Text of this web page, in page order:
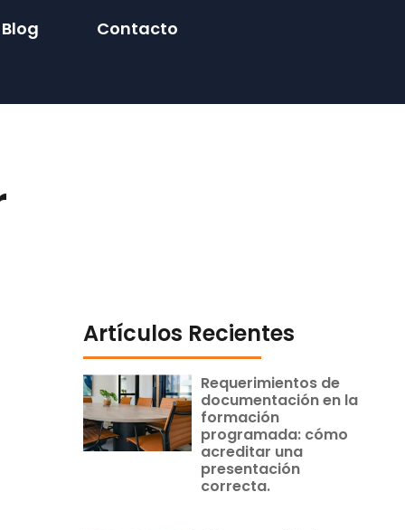
Blog Contacto
Artículos Recientes
Requerimientos de
documentación en la
formación
programada: cómo
acreditar una
presentación
correcta.